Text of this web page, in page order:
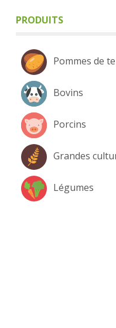
PRODUITS
Pommes de
Bovins
Porcins
Grandes
Légumes